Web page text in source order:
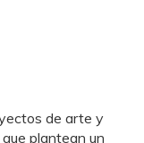
de arte y
plantean un